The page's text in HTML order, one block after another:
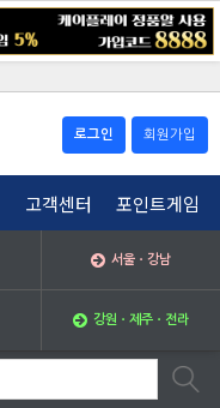
로그인 회원가입
고객센터 포인트게임
서울ㆍ강남
강원ㆍ제주ㆍ전라